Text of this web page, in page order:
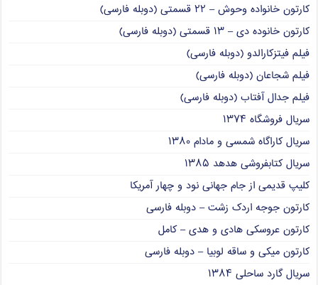
کارتون خانواده وحوش – ۲۲ قسمتی (دوبله فارسی)
کارتون خانوده دی – ۱۳ قسمتی (دوبله فارسی)
فیلم فیتزکارالدو (دوبله فارسی)
فیلم شجاعان (دوبله فارسی)
فیلم جدال آفتاب (دوبله فارسی)
سریال فروشگاه ۱۳۷۴
سریال کاراگاه شمسی و مادام ۱۳۸۰
سریال کتابفروشی هدهد ۱۳۸۵
کلیپ قدیمی از جام جهانی نود و چهار آمریکا
کارتون جوجه اردک زشت – دوبله فارسی
کارتون عروسکی هادی و هدی – کامل
کارتون میکی و ساقه لوبیا – دوبله فارسی
سریال گارد ساحلی ۱۳۸۴